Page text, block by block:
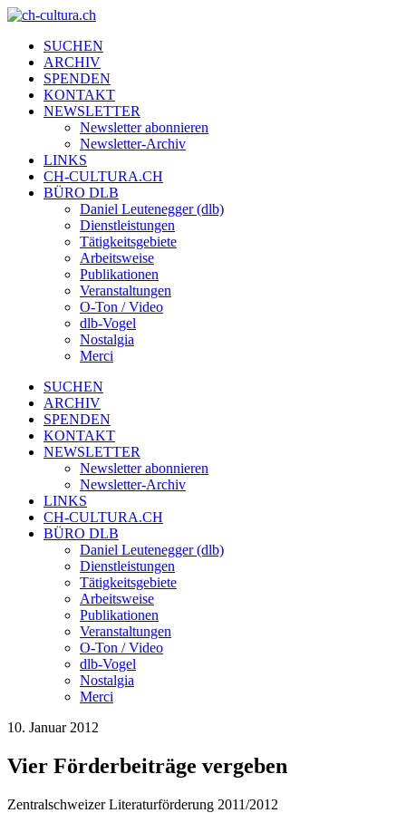
SUCHEN
ARCHIV
SPENDEN
KONTAKT
NEWSLETTER
Newsletter abonnieren
Newsletter-Archiv
LINKS
CH-CULTURA.CH
BÜRO DLB
Daniel Leutenegger (dlb)
Dienstleistungen
Tätigkeitsgebiete
Arbeitsweise
Publikationen
Veranstaltungen
O-Ton / Video
dlb-Vogel
Nostalgia
Merci
SUCHEN
ARCHIV
SPENDEN
KONTAKT
NEWSLETTER
Newsletter abonnieren
Newsletter-Archiv
LINKS
CH-CULTURA.CH
BÜRO DLB
Daniel Leutenegger (dlb)
Dienstleistungen
Tätigkeitsgebiete
Arbeitsweise
Publikationen
Veranstaltungen
O-Ton / Video
dlb-Vogel
Nostalgia
Merci
10. Januar 2012
Vier Förderbeiträge vergeben
Zentralschweizer Literaturförderung 2011/2012